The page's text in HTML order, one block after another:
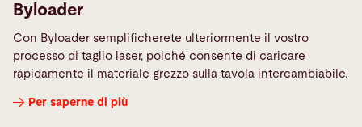
Byloader
Con Byloader semplificherete ulteriormente il vostro
processo di taglio laser, poiché consente di caricare
rapidamente il materiale grezzo sulla tavola intercambiabile.
Per saperne di più